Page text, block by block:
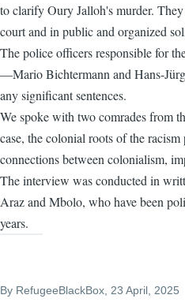
to clarify Oury Jalloh's murder.
court and in public and organized
The police officers responsible for
—Mario Bichtermann and Hans-
any significant sentences.
We spoke with two comrades from
case, the colonial roots of the
connections between colonialism,
The interview was conducted in
Araz and Mbolo, who have been
years.
By RefugeeBlackBox , 23 April, 2025